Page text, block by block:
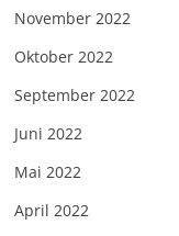
November 2022
Oktober 2022
September 2022
Juni 2022
Mai 2022
April 2022